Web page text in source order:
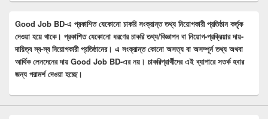
Good Job BD-এ প্রকাশিত যেকোনো চাকরি সংক্রান্ত তথ্য নিয়োগকারী প্রতিষ্ঠান কর্তৃক
দেওয়া হয়ে থাকে। প্রকাশিত যেকোনো ধরণের চাকরি তথ্য/বিজ্ঞাপন বা নিয়োগ-প্রক্রিয়ার দায়-
দায়িত্ব স্ব-স্ব নিয়োগকারী প্রতিষ্ঠানের। এ সংক্রান্ত কোনো অসত্য বা অসম্পূর্ন তথ্য অথবা
আর্থিক লেনদেনের দায় Good Job BD-এর নয়। চাকরিপ্রার্থীদের এই ব্যাপারে সতর্ক হবার
জন্য পরামর্শ দেওয়া হচ্ছে।